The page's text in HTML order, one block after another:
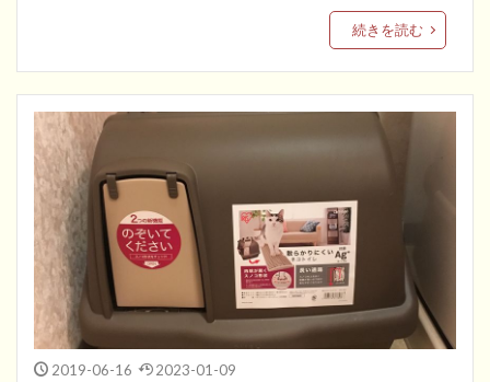
続きを読む
2019-06-16 2023-01-09